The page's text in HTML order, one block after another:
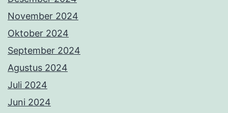
November 2024
Oktober 2024
September 2024
Agustus 2024
Juli 2024
Juni 2024